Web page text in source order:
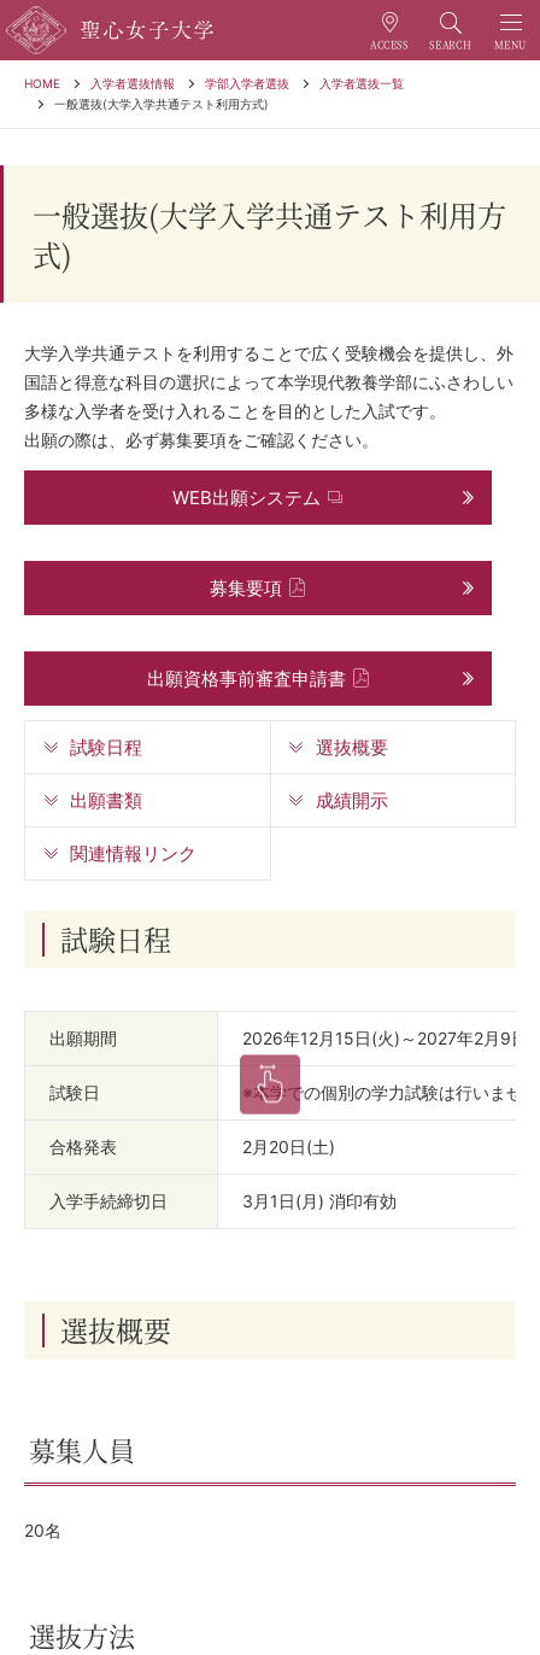
HOME 入学者選抜情報 学部入学者選抜
入学者選抜一覧
一般選抜(大学入学共通テスト利用方式)
一般選抜(大学入学共通テスト利用方
式)
大学入学共通テストを利用することで広く受験機会を提供し、外
国語と得意な科目の選択によって本学現代教養学部にふさわしい
多様な入学者を受け入れることを目的とした入試です。
出願の際は、必ず募集要項をご確認ください。
WEB出願システム
募集要項
出願資格事前審査申請書
試験日程 選抜概要
出願書類 成績開示
関連情報リンク
試験日程
出願期間 2026年12月15日(火)～2027年2月9
試験日 ※本学での個別の学力試験は行いませ
合格発表 2月20日(土)
入学手続締切日 3月1日(月) 消印有効
選抜概要
募集人員
20名
選抜方法